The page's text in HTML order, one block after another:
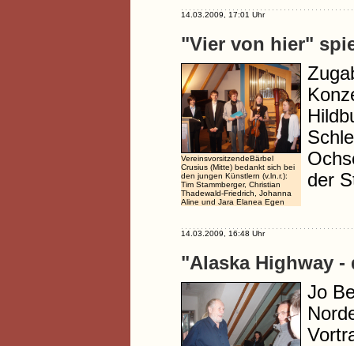
14.03.2009, 17:01 Uhr
"Vier von hier"
VereinsvorsitzendeBärbel
Crusius (Mitte) bedankt sich bei
den jungen Künstlern (v.ln.r.):
Tim Stammberger, Christian
Thadewald-Friedrich, Johanna
Aline und Jara Elanea Egen
der
14.03.2009, 16:48 Uhr
"Alaska Highway
Jo